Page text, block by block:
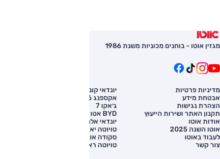
מגזין אוטו - בוחנים מכוניות משנת 1986
מדיניות פרטיות
אבטחת מידע
הצהרת נגישות
תקנון האתר ושירות הייעוץ
אודות אוטו
אוטו השנה 2025
לעבוד באוטו
צור קשר
יונדאי קונה
אקספנג G6
ג׳אקו 7
BYD אטו 3
יונדאי אלנטרה
טויוטה יאריס קרוס
סקודה אוקטביה
טויוטה ראב 4